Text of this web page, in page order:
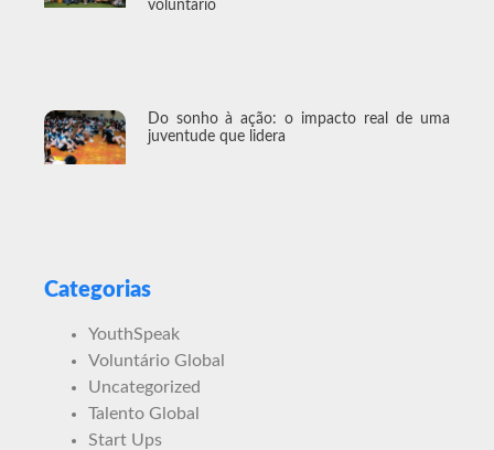
voluntário
Do sonho à ação: o impacto real de uma
juventude que lidera
Categorias
YouthSpeak
Voluntário Global
Uncategorized
Talento Global
Start Ups